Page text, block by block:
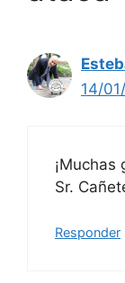
14/
¡Muchas
Sr.
Responder